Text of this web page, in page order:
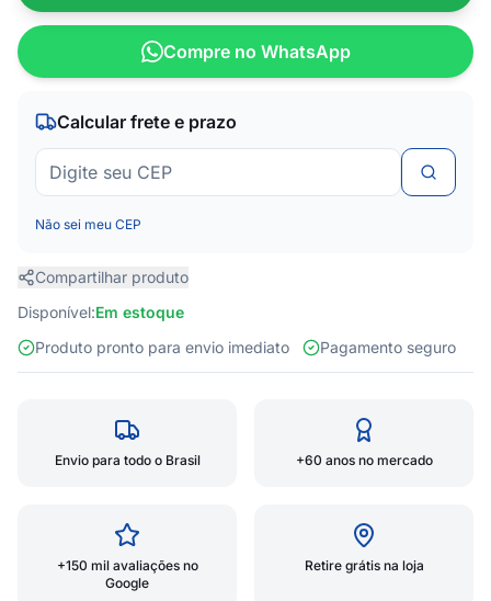
Compre no WhatsApp
Calcular frete e prazo
Não sei meu CEP
Compartilhar produto
Disponível:Em estoque
Produto pronto para envio imediato
Pagamento seguro
Envio para todo o Brasil +60 anos no mercado
+150 mil avaliações no
Google
Retire grátis na loja